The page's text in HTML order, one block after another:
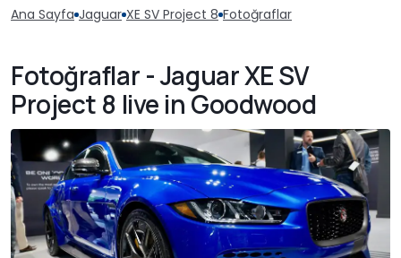
Ana Sayfa Jaguar XE SV Project 8 Fotoğraflar
Fotoğraflar - Jaguar XE SV
Project 8 live in Goodwood